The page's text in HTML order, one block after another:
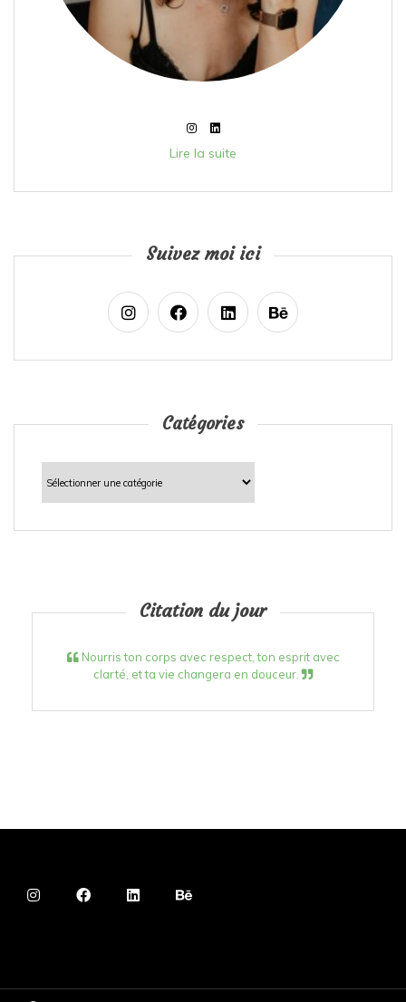
Lire la suite
Suivez moi ici
Catégories
Catégories
Citation du jour
Nourris ton corps avec respect, ton esprit avec
clarté, et ta vie changera en douceur.